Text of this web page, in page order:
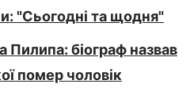
"Сьогодні та щодня"
Пилипа: біограф назвав
помер чоловік